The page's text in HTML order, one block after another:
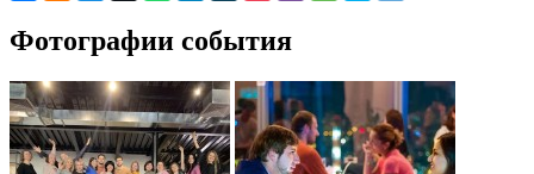
Фотографии события